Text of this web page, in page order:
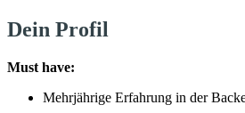
Dein Profil
Must have:
Mehrjährige Erfahrung in der